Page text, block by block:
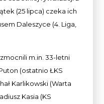
(25 lipca) czeka ich
Daleszyce (4. Liga,
m.in. 33-letni
(ostatnio ŁKS
Karlikowski (Warta
Kasia (KS